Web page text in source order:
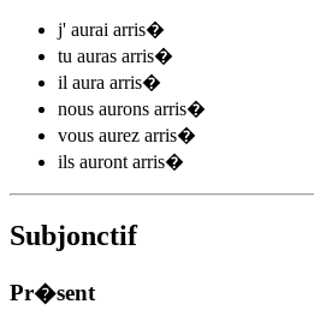
j' aurai arris�
tu auras arris�
il aura arris�
nous aurons arris�
vous aurez arris�
ils auront arris�
Subjonctif
Pr�sent